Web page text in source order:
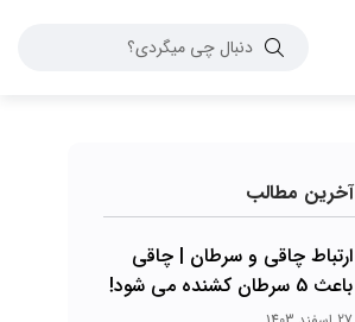
آخرین مطالب
ارتباط چاقی و سرطان | چاقی
باعث 5 سرطان کشنده می شود!